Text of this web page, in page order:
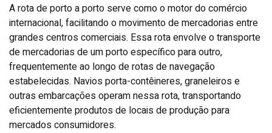
A rota de porto a porto serve como o motor do comércio
internacional, facilitando o movimento de mercadorias entre
grandes centros comerciais. Essa rota envolve o transporte
de mercadorias de um porto específico para outro,
frequentemente ao longo de rotas de navegação
estabelecidas. Navios porta-contêineres, graneleiros e
outras embarcações operam nessa rota, transportando
eficientemente produtos de locais de produção para
mercados consumidores.